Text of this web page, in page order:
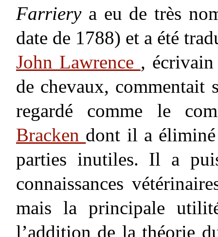
Farriery a eu de très
date de 1788) et a été
John Lawrence ,
de chevaux,
regardé comme le
Bracken dont il a éliminé
parties inutiles. Il a
connaissances
mais la principale
l’addition de la théorie